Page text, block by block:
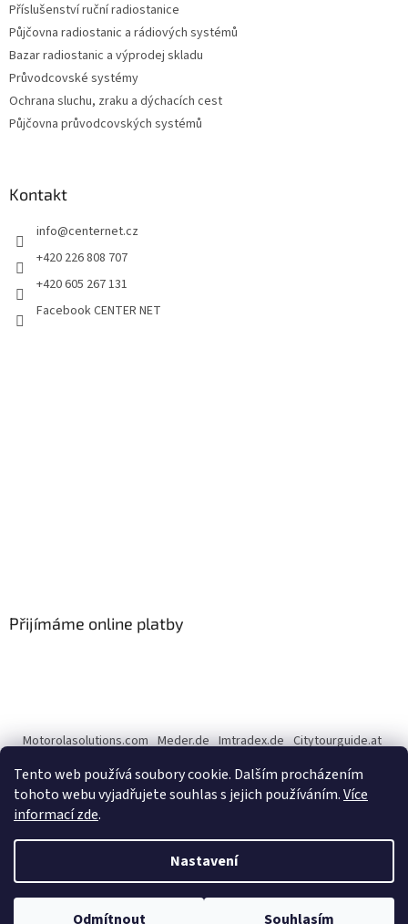
Tento web používá soubory cookie. Dalším procházením
tohoto webu vyjadřujete souhlas s jejich používáním.Více
informací zde.
Nastavení
Odmítnout Souhlasím
Příslušenství ruční radiostanice
Půjčovna radiostanic a rádiových systémů
Bazar radiostanic a výprodej skladu
Průvodcovské systémy
Ochrana sluchu, zraku a dýchacích cest
Půjčovna průvodcovských systémů
Kontakt
info@centernet.cz
+420 226 808 707
+420 605 267 131
Facebook CENTER NET
Přijímáme online platby
Motorolasolutions.com Meder.de Imtradex.de Citytourguide.at
Copyright 2026CENTERNET.cz. Všechna práva vyhrazena.Upravit